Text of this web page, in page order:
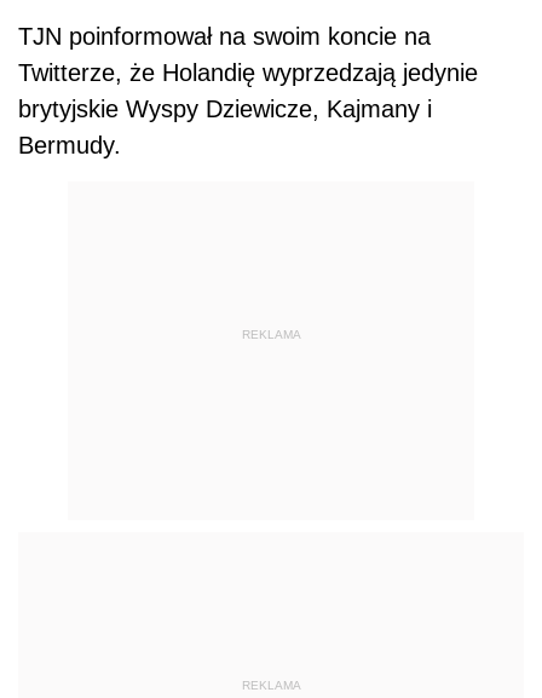
TJN poinformował na swoim koncie na
Twitterze, że Holandię wyprzedzają jedynie
brytyjskie Wyspy Dziewicze, Kajmany i
Bermudy.
REKLAMA
REKLAMA